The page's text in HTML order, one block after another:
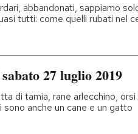
abbandonati, sappiamo
tutti: come quelli rubati nel
27 luglio 2019
di tamia, rane arlecchino,
anche un cane e un gatto